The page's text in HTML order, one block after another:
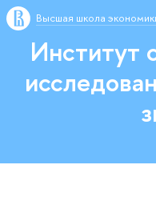
Высшая школа
Институт